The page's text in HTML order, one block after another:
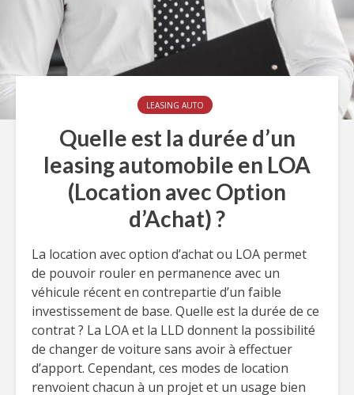
LEASING AUTO
Quelle est la durée d’un
leasing automobile en LOA
(Location avec Option
d’Achat) ?
La location avec option d’achat ou LOA permet
de pouvoir rouler en permanence avec un
véhicule récent en contrepartie d’un faible
investissement de base. Quelle est la durée de ce
contrat ? La LOA et la LLD donnent la possibilité
de changer de voiture sans avoir à effectuer
d’apport. Cependant, ces modes de location
renvoient chacun à un projet et un usage bien